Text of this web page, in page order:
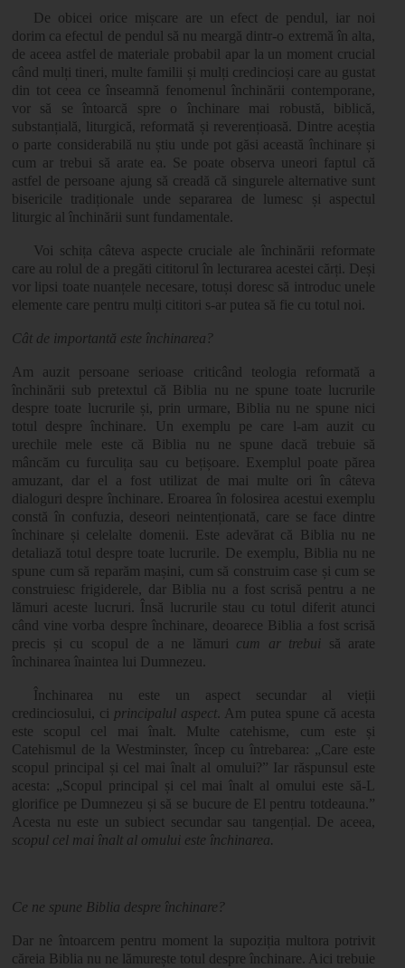
De obicei orice mișcare are un efect de pendul, iar noi
dorim ca efectul de pendul să nu meargă dintr-o extremă în alta,
de aceea astfel de materiale probabil apar la un moment crucial
când mulți tineri, multe familii și mulți credincioși care au gustat
din tot ceea ce înseamnă fenomenul închinării contemporane,
vor să se întoarcă spre o închinare mai robustă, biblică,
substanțială, liturgică, reformată și reverențioasă. Dintre aceștia
o parte considerabilă nu știu unde pot găsi această închinare și
cum ar trebui să arate ea. Se poate observa uneori faptul că
astfel de persoane ajung să creadă că singurele alternative sunt
bisericile tradiționale unde separarea de lumesc și aspectul
liturgic al închinării sunt fundamentale.
Voi schița câteva aspecte cruciale ale închinării reformate
care au rolul de a pregăti cititorul în lecturarea acestei cărți. Deși
vor lipsi toate nuanțele necesare, totuși doresc să introduc unele
elemente care pentru mulți cititori s-ar putea să fie cu totul noi.
Cât de importantă este închinarea?
Am auzit persoane serioase criticând teologia reformată a
închinării sub pretextul că Biblia nu ne spune toate lucrurile
despre toate lucrurile și, prin urmare, Biblia nu ne spune nici
totul despre închinare. Un exemplu pe care l-am auzit cu
urechile mele este că Biblia nu ne spune dacă trebuie să
mâncăm cu furculița sau cu bețișoare. Exemplul poate părea
amuzant, dar el a fost utilizat de mai multe ori în câteva
dialoguri despre închinare. Eroarea în folosirea acestui exemplu
constă în confuzia, deseori neintenționată, care se face dintre
închinare și celelalte domenii. Este adevărat că Biblia nu ne
detaliază totul despre toate lucrurile. De exemplu, Biblia nu ne
spune cum să reparăm mașini, cum să construim case și cum se
construiesc frigiderele, dar Biblia nu a fost scrisă pentru a ne
lămuri aceste lucruri. Însă lucrurile stau cu totul diferit atunci
când vine vorba despre închinare, deoarece Biblia a fost scrisă
precis și cu scopul de a ne lămuri cum ar trebui să arate
închinarea înaintea lui Dumnezeu.
Închinarea nu este un aspect secundar al vieții
credinciosului, ci principalul aspect . Am putea spune că acesta
este scopul cel mai înalt. Multe catehisme, cum este și
Catehismul de la Westminster, încep cu întrebarea: „Care este
scopul principal și cel mai înalt al omului?” Iar răspunsul este
acesta: „Scopul principal și cel mai înalt al omului este să-L
glorifice pe Dumnezeu și să se bucure de El pentru totdeauna.”
Acesta nu este un subiect secundar sau tangențial. De aceea,
scopul cel mai înalt al omului este închinarea.
Ce ne spune Biblia despre închinare?
Dar ne întoarcem pentru moment la supoziția multora potrivit
căreia Biblia nu ne lămurește totul despre închinare. Aici trebuie